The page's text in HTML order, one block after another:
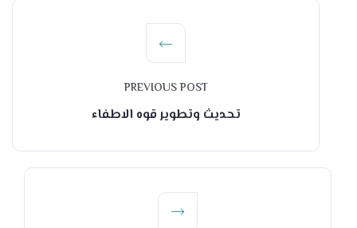
PREVIOUS POST
تحديث وتطوير قوه الاطفاء